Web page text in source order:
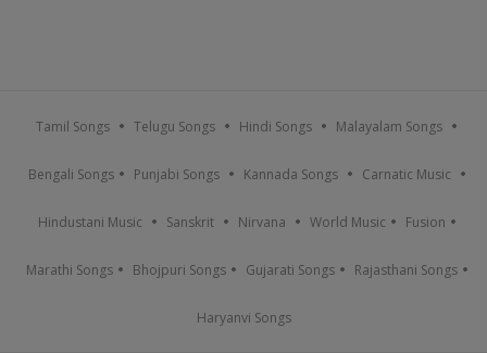
Tamil Songs Telugu Songs Hindi Songs Malayalam Songs
Bengali Songs Punjabi Songs Kannada Songs Carnatic Music
Hindustani Music Sanskrit Nirvana World Music Fusion
Marathi Songs Bhojpuri Songs Gujarati Songs Rajasthani Songs
Haryanvi Songs